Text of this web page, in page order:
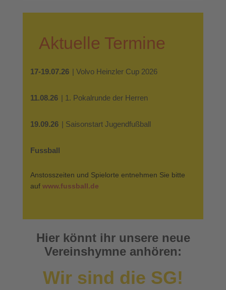
Aktuelle Termine
17-19.07.26 | Volvo Heinzler Cup 2026
11.08.26 | 1. Pokalrunde der Herren
19.09.26 | Saisonstart Jugendfußball
Fussball
Anstosszeiten und Spielorte entnehmen Sie bitte
auf www.fussball.de
Hier könnt ihr unsere neue
Vereinshymne anhören:
Wir sind die SG!